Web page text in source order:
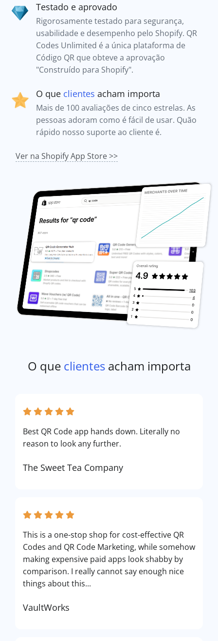
Testado e aprovado
Rigorosamente testado para segurança,
usabilidade e desempenho pelo Shopify. QR
Codes Unlimited é a única plataforma de
Código QR que obteve a aprovação
"Construído para Shopify".
O que clientes acham importa
Mais de 100 avaliações de cinco estrelas. As
pessoas adoram como é fácil de usar. Quão
rápido nosso suporte ao cliente é.
Ver na Shopify App Store >>
O que clientesacham importa
Best QR Code app hands down. Literally no
reason to look any further.
The Sweet Tea Company
This is a one-stop shop for cost-effective QR
Codes and QR Code Marketing, while somehow
making expensive paid apps look shabby by
comparison. I really cannot say enough nice
things about this...
VaultWorks